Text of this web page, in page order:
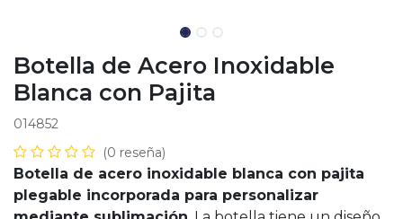
Botella de Acero Inoxidable
Blanca con Pajita
014852
(0 reseña)
Botella de acero inoxidable blanca con pajita
plegable incorporada para personalizar